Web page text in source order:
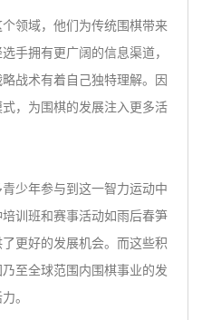
领域，他们为传统围棋带来
手拥有更广阔的信息渠道，
战术有着自己独特理解。因
，为围棋的发展注入更多活
少年参与到这一智力运动中
训班和赛事活动如雨后春笋
更好的发展机会。而这些积
至全球范围内围棋事业的发
。